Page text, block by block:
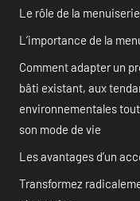
Le rôle de la
L’importance de la
Comment adapter un
bâti existant, aux
environnementales
son mode de vie
Les avantages d’un
Transformez